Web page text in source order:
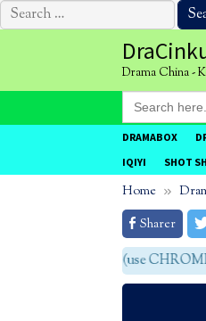
Search
for:
Drama China -
Search
for:
DRAMABOX
IQIYI
SHOT
Home
Sharer
agar tidak eror (use CHROME